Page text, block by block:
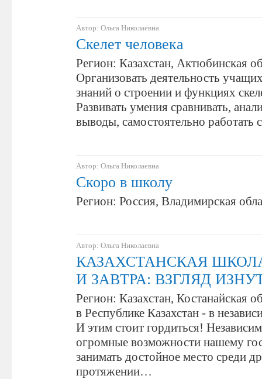
Автор: Ольга Николаевна
Скелет человека
Регион: Казахстан, Актюбинская
Организовать деятельность
знаний о строении и функциях
Развивать умения сравнивать,
выводы, самостоятельно работать
Автор: Ольга Николаевна
Скоро в школу
Регион: Россия, Владимирская
Автор: Ольга Николаевна
КАЗАХСТАНСКАЯ
И ЗАВТРА: ВЗГЛЯД
Регион: Казахстан, Костанайская
в Республике Казахстан - в
И этим стоит гордиться!
огромные возможности нашему
занимать достойное место среди
протяжении…